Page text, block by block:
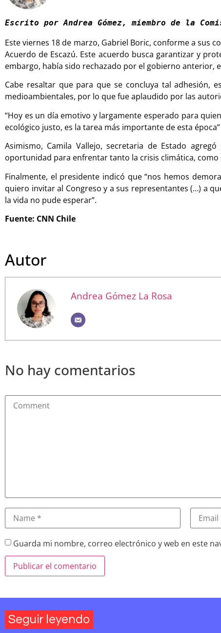
Escrito por Andrea Gómez, miembro de la
Este viernes 18 de marzo, Gabriel Boric, conforme a sus
Acuerdo de Escazú. Este acuerdo busca garantizar y
embargo, había sido rechazado por el gobierno anterior,
Cabe resaltar que para que se concluya tal adhesión,
medioambientales, por lo que fue aplaudido por las
“Hoy es un día emotivo y largamente esperado para
ecológico justo, es la tarea más importante de esta
Asimismo, Camila Vallejo, secretaria de Estado
oportunidad para enfrentar tanto la crisis climática,
Finalmente, el presidente indicó que “nos hemos
quiero invitar al Congreso y a sus representantes (…) a
la vida no pude esperar”.
Fuente: CNN Chile
Autor
Andrea Gómez La Rosa
No hay comentarios
Guarda mi nombre, correo electrónico y web en este
Seguir leyendo